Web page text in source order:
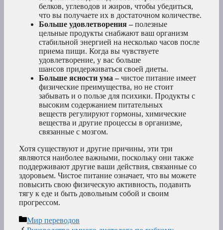
белков, углеводов и жиров, чтобы убедиться,
что вы получаете их в достаточном количестве.
Больше удовлетворения –полезные
цельные продукты снабжают ваш организм
стабильной энергией на несколько часов после
приема пищи. Когда вы чувствуете
удовлетворение, у вас больше
шансов придерживаться своей диеты.
Больше ясности ума –чистое питание имеет
физические преимущества, но не стоит
забывать и о пользе для психики. Продукты с
высоким содержанием питательных
веществ регулируют гормоны, химические
вещества и другие процессы в организме,
связанные с мозгом.
Хотя существуют и другие причины, эти три
являются наиболее важными, поскольку они также
поддерживают другие ваши действия, связанные со
здоровьем. Чистое питание означает, что вы можете
повысить свою физическую активность, подавить
тягу к еде и быть довольным собой и своим
прогрессом.
Рубрики
Мир переводов